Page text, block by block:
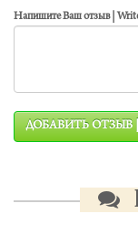
Напишите Ваш отзыв |
ДОБАВИТЬ ОТЗЫВ |